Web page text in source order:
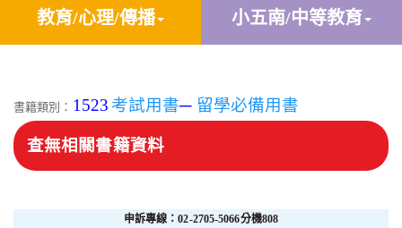
教育/心理/傳播 小五南/中等教育
書籍類別： 1523 考試用書─ 留學必備用書
查無相關書籍資料
申訴專線：02-2705-5066分機808